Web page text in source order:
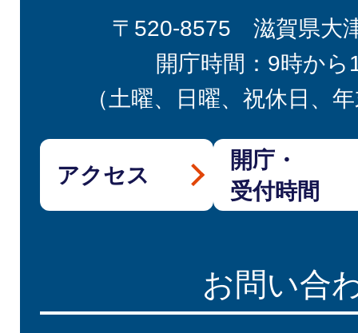
〒520-8575 滋賀県大
開庁時間：9時から
（土曜、日曜、祝休日、
アクセス
開庁・
受付時間
お問い合